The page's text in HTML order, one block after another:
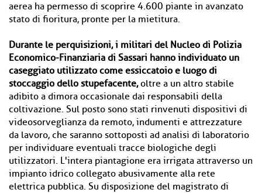
aerea ha permesso di scoprire 4.600 piante in avanzato
stato di fioritura, pronte per la mietitura.
Durante le perquisizioni, i militari del Nucleo di Polizia
Economico-Finanziaria di Sassari hanno individuato un
caseggiato utilizzato come essiccatoio e luogo di
stoccaggio dello stupefacente,oltre a un altro stabile
adibito a dimora occasionale dai responsabili della
coltivazione. Sul posto sono stati rinvenuti dispositivi di
videosorveglianza da remoto, indumenti e attrezzature
da lavoro, che saranno sottoposti ad analisi di laboratorio
per individuare eventuali tracce biologiche degli
utilizzatori. L'intera piantagione era irrigata attraverso un
impianto idrico collegato abusivamente alla rete
elettrica pubblica. Su disposizione del magistrato di